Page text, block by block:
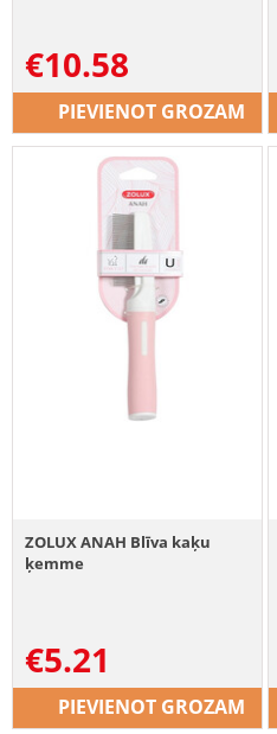
€10.58
PIEVIENOT GROZAM
ZOLUX ANAH Blīva kaķu
ķemme
€5.21
PIEVIENOT GROZAM